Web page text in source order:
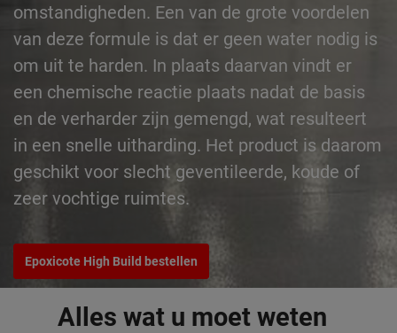
omstandigheden. Een van de grote voordelen
van deze formule is dat er geen water nodig is
om uit te harden. In plaats daarvan vindt er
een chemische reactie plaats nadat de basis
en de verharder zijn gemengd, wat resulteert
in een snelle uitharding. Het product is daarom
geschikt voor slecht geventileerde, koude of
zeer vochtige ruimtes.
Epoxicote High Build bestellen
Alles wat u moet weten